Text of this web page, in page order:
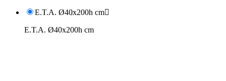
E.T.A. Ø40x200h cm
E.T.A. Ø40x200h cm